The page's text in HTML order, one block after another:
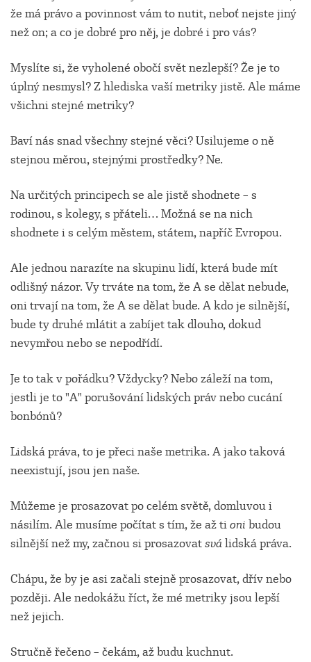
že má právo a povinnost vám to nutit, neboť nejste jiný
než on; a co je dobré pro něj, je dobré i pro vás?
Myslíte si, že vyholené obočí svět nezlepší? Že je to
úplný nesmysl? Z hlediska vaší metriky jistě. Ale máme
všichni stejné metriky?
Baví nás snad všechny stejné věci? Usilujeme o ně
stejnou měrou, stejnými prostředky? Ne.
Na určitých principech se ale jistě shodnete – s
rodinou, s kolegy, s přáteli… Možná se na nich
shodnete i s celým městem, státem, napříč Evropou.
Ale jednou narazíte na skupinu lidí, která bude mít
odlišný názor. Vy trváte na tom, že A se dělat nebude,
oni trvají na tom, že A se dělat bude. A kdo je silnější,
bude ty druhé mlátit a zabíjet tak dlouho, dokud
nevymřou nebo se nepodřídí.
Je to tak v pořádku? Vždycky? Nebo záleží na tom,
jestli je to "A" porušování lidských práv nebo cucání
bonbónů?
Lidská práva, to je přeci naše metrika. A jako taková
neexistují, jsou jen naše.
Můžeme je prosazovat po celém světě, domluvou i
násilím. Ale musíme počítat s tím, že až tioni budou
silnější než my, začnou si prosazovatsválidská práva.
Chápu, že by je asi začali stejně prosazovat, dřív nebo
později. Ale nedokážu říct, že mé metriky jsou lepší
než jejich.
Stručně řečeno – čekám, až budu kuchnut.